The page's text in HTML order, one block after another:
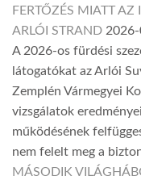
FERTŐZÉS MIATT AZ
ARLÓI STRAND
A 2026-os fürdési
látogatókat az Arlói
Zemplén Vármegyei
vizsgálatok
működésének
nem felelt meg a
MÁSODIK